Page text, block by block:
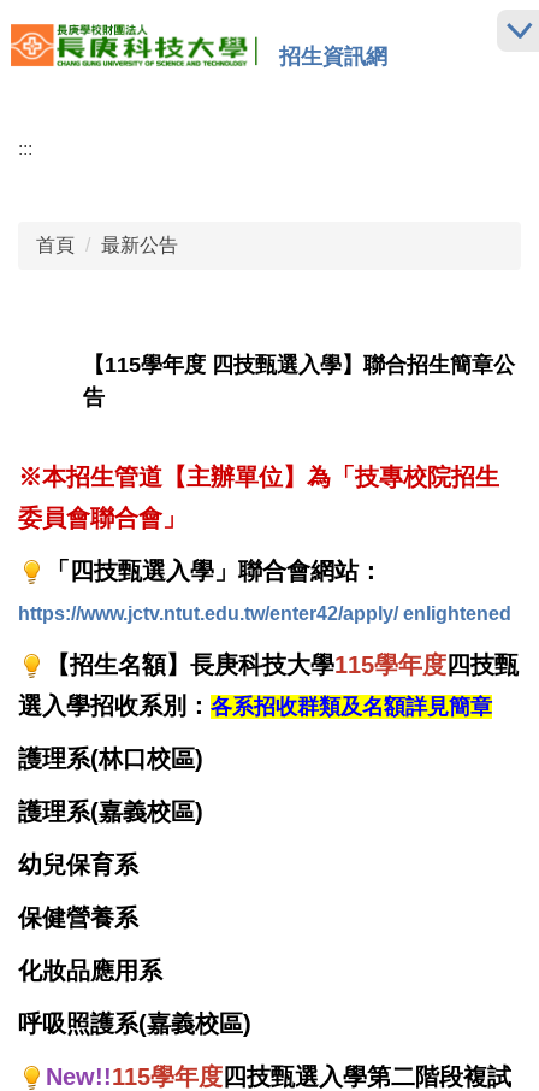
到
招生資訊網
:::
首頁 最新公告
【115學年度 四技甄選入學】聯合招生簡章公
告
※本招生管道【主辦單位】為「技專校院招生
委員會聯合會」
「四技甄選入學」聯合會網站：
https://www.jctv.ntut.edu.tw/enter42/apply/ enlightened
【招生名額】長庚科技大學115學年度四技甄
選入學招收系別： 各系招收群類及名額詳見簡章
護理系(林口校區)
護理系(嘉義校區)
幼兒保育系
保健營養系
化妝品應用系
呼吸照護系(嘉義校區)
New!!115學年度四技甄選入學第二階段複試